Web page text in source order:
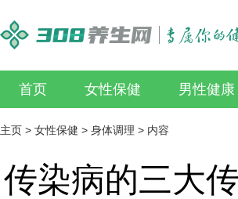
首页 女性保健 男性健康
主页 > 女性保健 > 身体调理 > 内容
传染病的三大